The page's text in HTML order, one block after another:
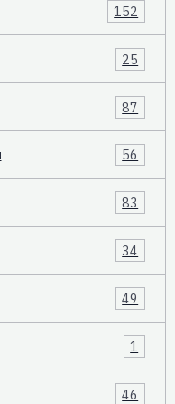
152
25
87
56
83
34
49
1
46